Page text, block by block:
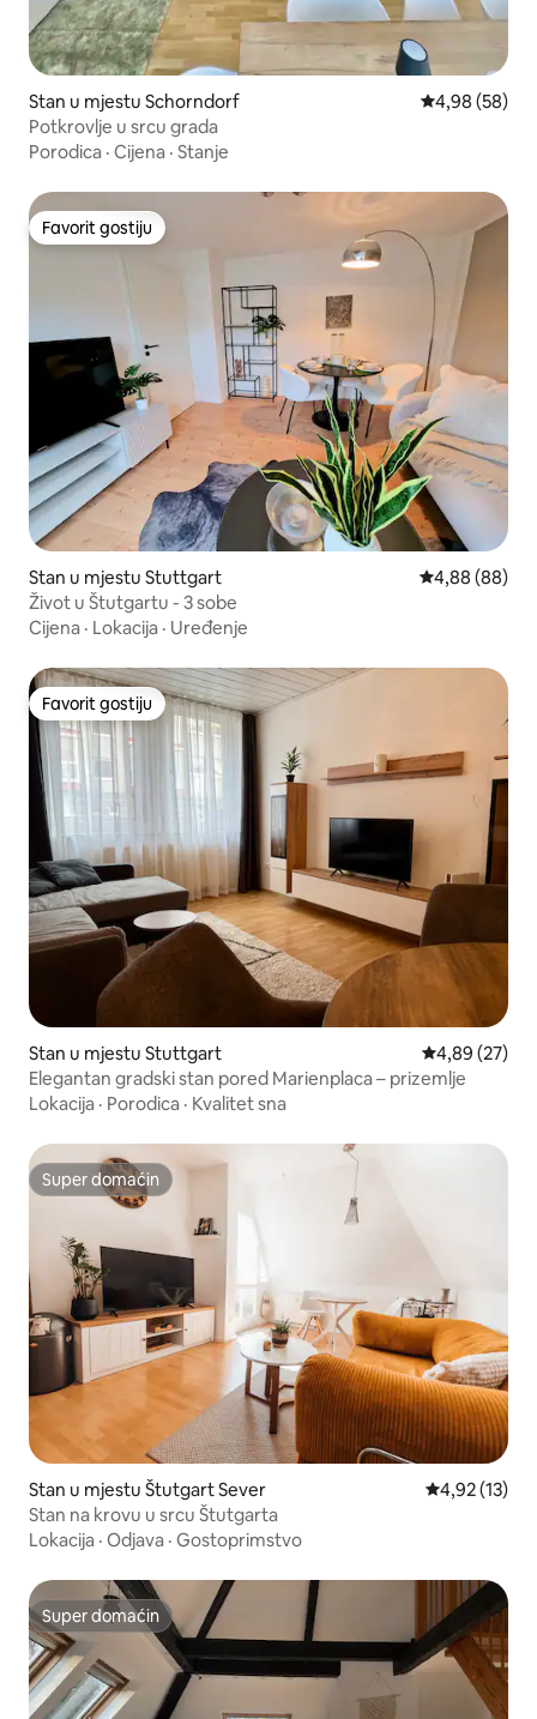
Stan u mjestu Schorndorf prosječna
4,98 (58)
Potkrovlje u srcu grada
Porodica · Cijena · Stanje
Favorit gostiju
Favorit gostiju
Stan u mjestu Stuttgart prosječna
4,88 (88)
Život u Štutgartu - 3 sobe
Cijena · Lokacija · Uređenje
Favorit gostiju
Favorit gostiju
Stan u mjestu Stuttgart prosječna
4,89 (27)
Elegantan gradski stan pored Marienplaca – prizemlje
Lokacija · Porodica · Kvalitet sna
Super domaćin
Super domaćin
Stan u mjestu Štutgart Sever prosječna
4,92 (13)
Stan na krovu u srcu Štutgarta
Lokacija · Odjava · Gostoprimstvo
Super domaćin
Super domaćin